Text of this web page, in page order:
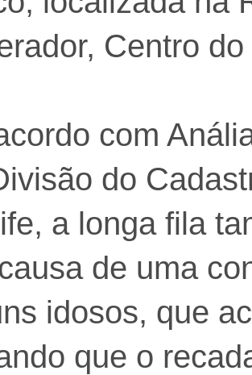
Centro
com
do
a longa fila
de uma
idosos, que
que o